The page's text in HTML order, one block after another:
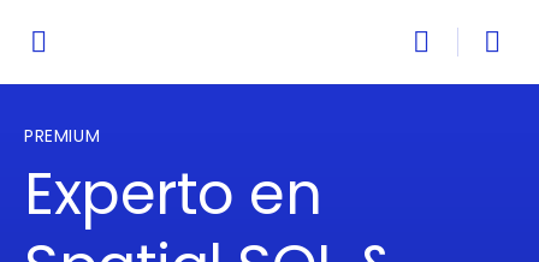
PREMIUM
Experto en